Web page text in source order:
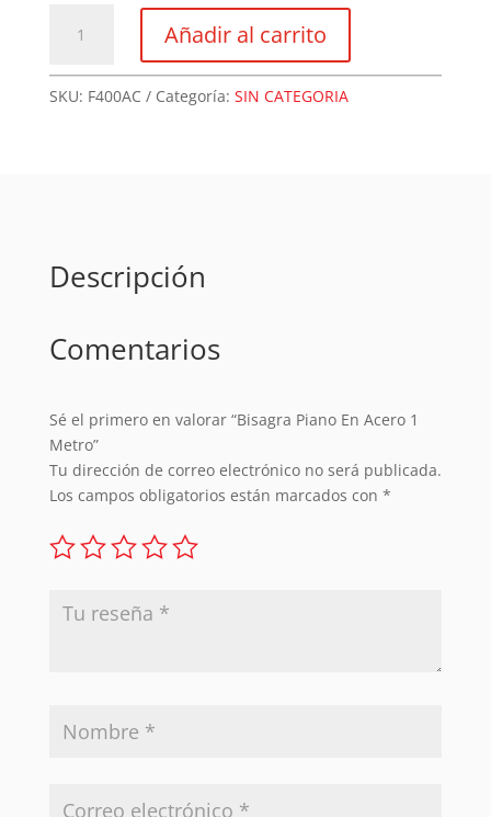
Piano
Acero
Añadir al carrito
SKU: F400AC Categoría: SIN CATEGORIA
Descripción
Comentarios
Sé el primero en valorar “Bisagra Piano En Acero 1
Metro”
Tu dirección de correo electrónico no será publicada.
Los campos obligatorios están marcados con *